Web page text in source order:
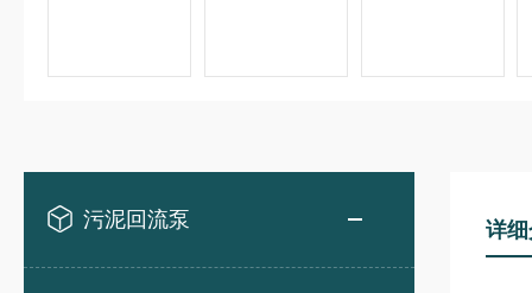
污泥回流泵 详